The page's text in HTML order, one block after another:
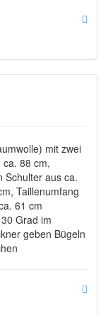
mit zwei
88 cm,
Schulter aus ca.
Taillenumfang
61 cm
Grad im
geben Bügeln